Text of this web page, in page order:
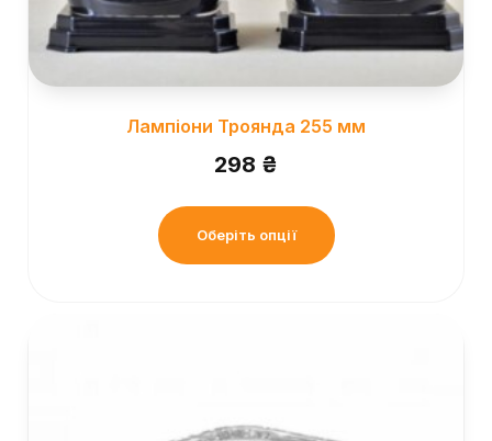
Лампіони Троянда 255 мм
298 ₴
Оберіть опції